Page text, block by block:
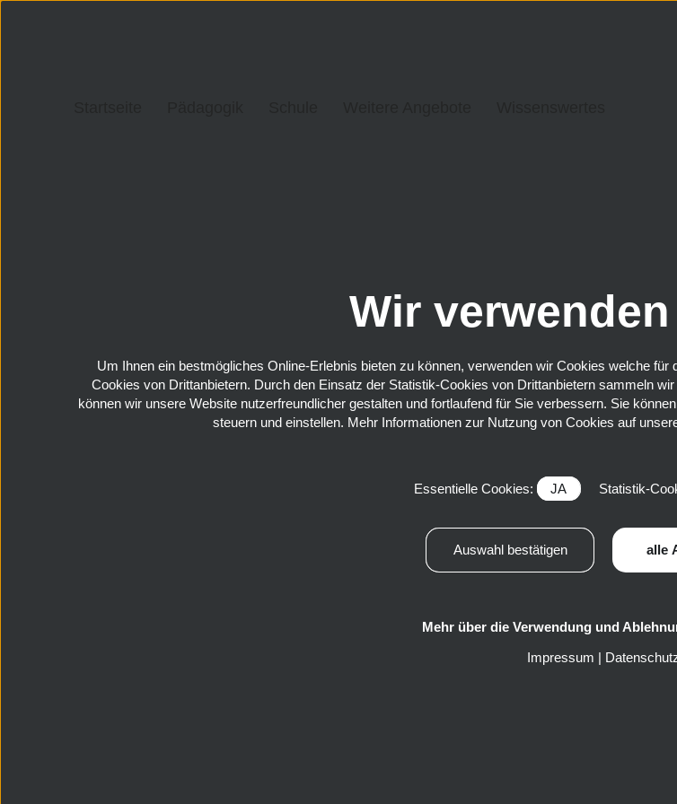
Wir
Um Ihnen ein bestmögliches Online-Erlebnis bieten zu können, verwenden wir Cookies welche
Cookies von Drittanbietern. Durch den Einsatz der Statistik-Cookies von Drittanbietern sammeln
können wir unsere Website nutzerfreundlicher gestalten und fortlaufend für Sie verbessern. Sie
steuern und einstellen. Mehr Informationen zur Nutzung von Cookies auf
Essentielle Cookies: JA Statistik-
Mehr über die Verwendung und
Impressum |